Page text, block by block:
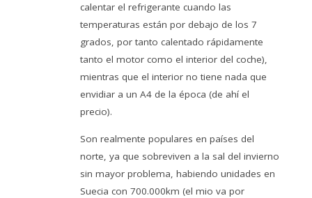
calentar el refrigerante cuando las
temperaturas están por debajo de los 7
grados, por tanto calentado rápidamente
tanto el motor como el interior del coche),
mientras que el interior no tiene nada que
envidiar a un A4 de la época (de ahí el
precio).
Son realmente populares en países del
norte, ya que sobreviven a la sal del invierno
sin mayor problema, habiendo unidades en
Suecia con 700.000km (el mio va por